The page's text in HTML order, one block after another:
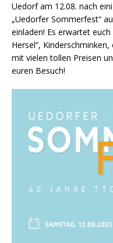
Uedorf am 12.08. nach
„Uedorfer Sommerfest“
einladen! Es erwartet
Hersel“,
mit vielen tollen Preisen
euren Besuch!